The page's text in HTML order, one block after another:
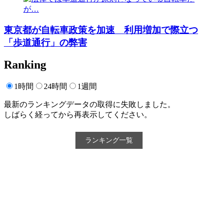
東京都が自転車政策を加速 利用増加で際立つ
「歩道通行」の弊害
Ranking
1時間 24時間 1週間
最新のランキングデータの取得に失敗しました。
しばらく経ってから再表示してください。
ランキング一覧